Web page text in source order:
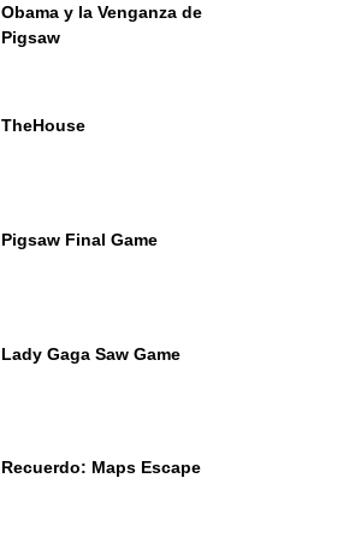
Obama y la Venganza de
Pigsaw
TheHouse
Pigsaw Final Game
Lady Gaga Saw Game
Recuerdo: Maps Escape